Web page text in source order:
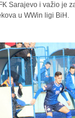
Sarajevo i važio je
u WWin ligi BiH.